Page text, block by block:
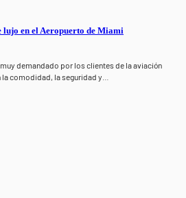
lujo en el Aeropuerto de Miami
demandado por los clientes de la aviación
comodidad, la seguridad y…